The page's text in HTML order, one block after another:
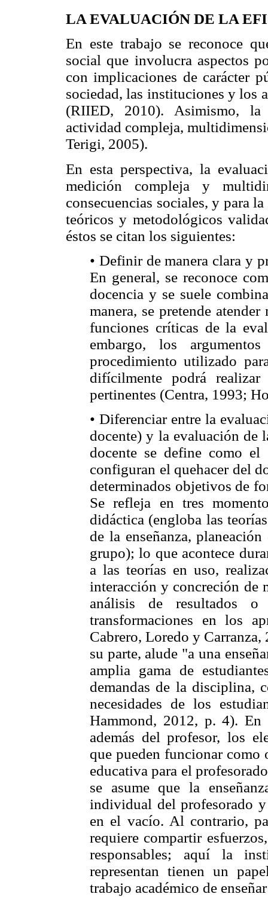
LA EVALUACIÓN DE LA
En este trabajo se reconoce
social que involucra aspectos
con implicaciones de carácter
sociedad, las instituciones y los
(RIIED, 2010). Asimismo, la
actividad compleja,
Terigi, 2005).
En esta perspectiva, la
medición compleja y
consecuencias sociales, y para
teóricos y metodológicos
éstos se citan los siguientes:
• Definir de manera clara y
En general, se reconoce
docencia y se suele
manera, se pretende
funciones críticas de la
embargo, los
procedimiento utilizado
difícilmente podrá realizar
pertinentes (Centra, 1993;
• Diferenciar entre la
docente) y la evaluación de
docente se define como
configuran el quehacer del
determinados objetivos de
Se refleja en tres
didáctica (engloba las
de la enseñanza,
grupo); lo que acontece
a las teorías en uso,
interacción y concreción de
análisis de resultados o
transformaciones en los
Cabrero, Loredo y Carranza,
su parte, alude "a una
amplia gama de
demandas de la disciplina,
necesidades de los
Hammond, 2012, p. 4). En
además del profesor, los
que pueden funcionar como
educativa para el
se asume que la
individual del profesorado
en el vacío. Al contrario,
requiere compartir
responsables; aquí la
representan tienen un
trabajo académico de